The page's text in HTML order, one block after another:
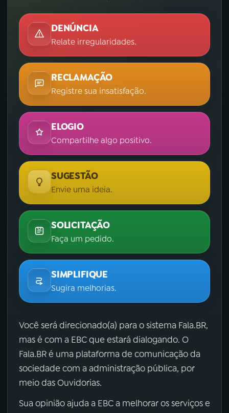
DENÚNCIA
Relate irregularidades.
RECLAMAÇÃO
Registre sua insatisfação.
ELOGIO
Compartilhe algo positivo.
SUGESTÃO
Envie uma ideia.
SOLICITAÇÃO
Faça um pedido.
SIMPLIFIQUE
Sugira melhorias.
Você será direcionado(a) para o sistema Fala.BR,
mas é com a EBC que estará dialogando. O
Fala.BR é uma plataforma de comunicação da
sociedade com a administração pública, por
meio das Ouvidorias.
Sua opinião ajuda a EBC a melhorar os serviços e